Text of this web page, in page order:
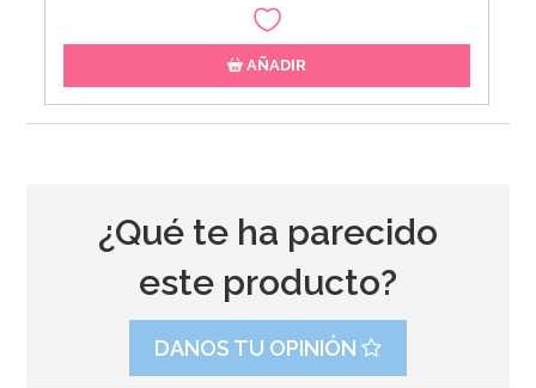
AÑADIR
¿Qué te ha parecido
este producto?
DANOS TU OPINIÓN